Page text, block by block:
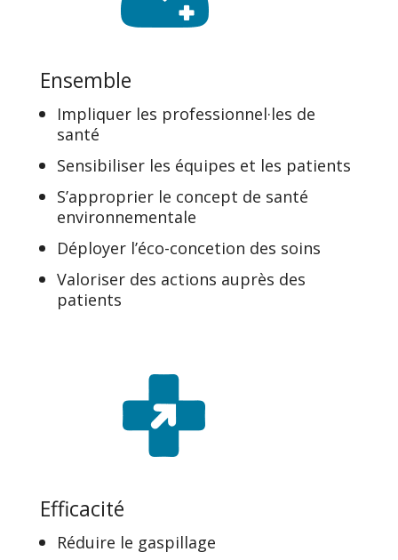
Ensemble
Impliquer les professionnel·les de
santé
Sensibiliser les équipes et les patients
S’approprier le concept de santé
environnementale
Déployer l’éco-concetion des soins
Valoriser des actions auprès des
patients
Efficacité
Réduire le gaspillage